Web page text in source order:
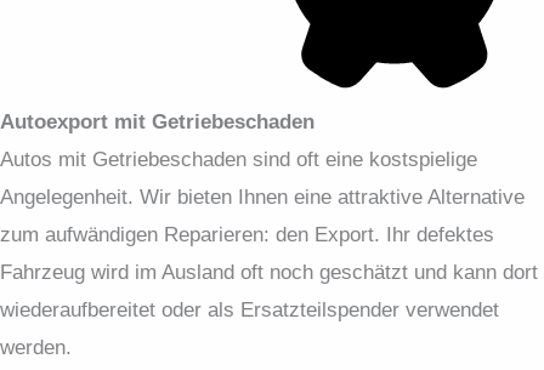
Autoexport mit Getriebeschaden
Autos mit Getriebeschaden sind oft eine kostspielige
Angelegenheit. Wir bieten Ihnen eine attraktive Alternative
zum aufwändigen Reparieren: den Export. Ihr defektes
Fahrzeug wird im Ausland oft noch geschätzt und kann dort
wiederaufbereitet oder als Ersatzteilspender verwendet
werden.